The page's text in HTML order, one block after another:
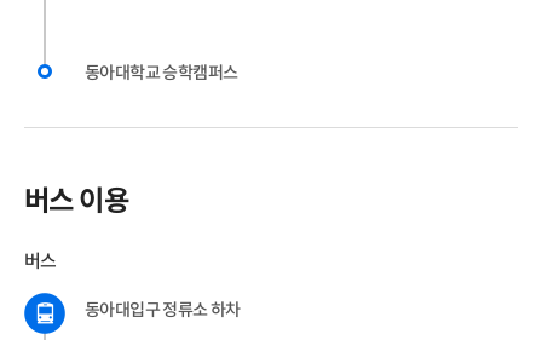
동아대학교 승학캠퍼스
버스 이용
버스
동아대입구 정류소 하차